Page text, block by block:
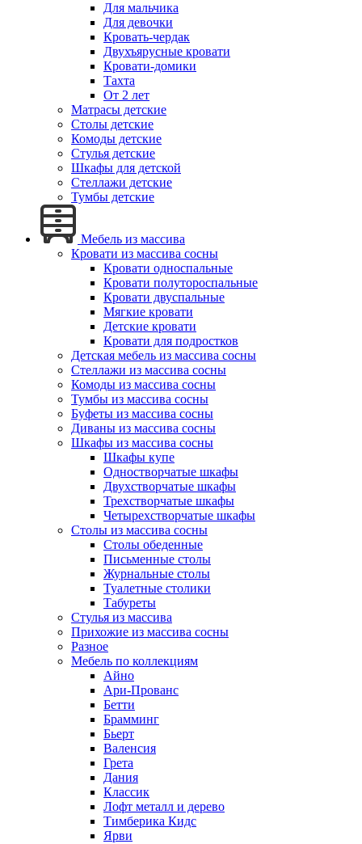
Для мальчика
Для девочки
Кровать-чердак
Двухъярусные кровати
Кровати-домики
Тахта
От 2 лет
Матрасы детские
Столы детские
Комоды детские
Стулья детские
Шкафы для детской
Стеллажи детские
Тумбы детские
Мебель из массива
Кровати из массива сосны
Кровати односпальные
Кровати полутороспальные
Кровати двуспальные
Мягкие кровати
Детские кровати
Кровати для подростков
Детская мебель из массива сосны
Стеллажи из массива сосны
Комоды из массива сосны
Тумбы из массива сосны
Буфеты из массива сосны
Диваны из массива сосны
Шкафы из массива сосны
Шкафы купе
Одностворчатые шкафы
Двухстворчатые шкафы
Трехстворчатые шкафы
Четырехстворчатые шкафы
Столы из массива сосны
Столы обеденные
Письменные столы
Журнальные столы
Туалетные столики
Табуреты
Стулья из массива
Прихожие из массива сосны
Разное
Мебель по коллекциям
Айно
Ари-Прованс
Бетти
Брамминг
Бьерт
Валенсия
Грета
Дания
Классик
Лофт металл и дерево
Тимберика Кидс
Ярви